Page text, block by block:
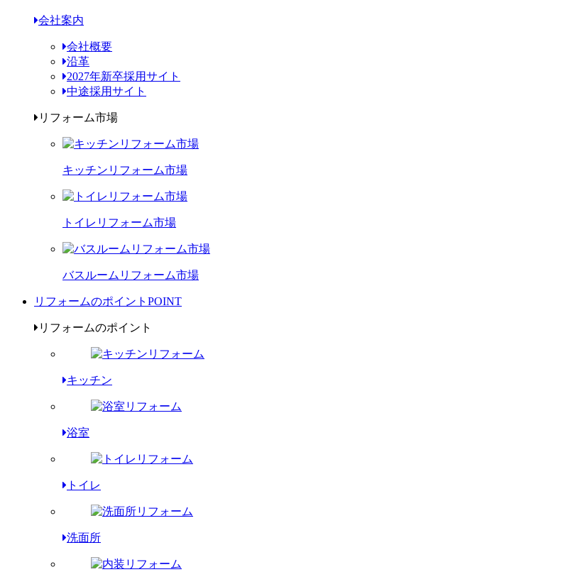
会社案内
会社概要
沿革
2027年新卒採用サイト
中途採用サイト
リフォーム市場
キッチンリフォーム市場
トイレリフォーム市場
バスルームリフォーム市場
リフォームのポイント POINT
リフォームのポイント
キッチン
浴室
トイレ
洗面所